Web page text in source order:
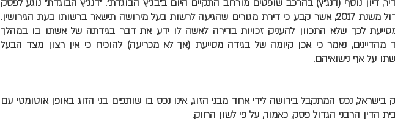
דיון נוסף (דנג"ץ) בהרכב שופטים מורחב התקיים היום ב"בג"ץ הבוגדת". "דנג"ץ הבוגדת" נוגע לפסק
דין של בית הרבני הגדול משנת 2017, אשר קבע כי דירת מגורים שהגיעה לרשות בעל מירושה תישאר ברשותו בעת הגירושין.
לכך שלא התכוון להעניק זכויות בדירה לאשה לו ידע את דבר בגידתה של אשתו בו במהלך
מהדיינים, נאמר כי אכן קיומה של בגידה מסייעת (אך לא מכריעה) להוכיח כי אין רצון מצד הבעל
על אף נישואיהם.
בישראל, נכס המתקבל בירושה לידי אחד מבני הזוג, אינו נכס בו שותפים בני הזוג באופן אוטומטי עם
הדין הרבני הגדול פסק, כאמור, על פי לשון החוק.